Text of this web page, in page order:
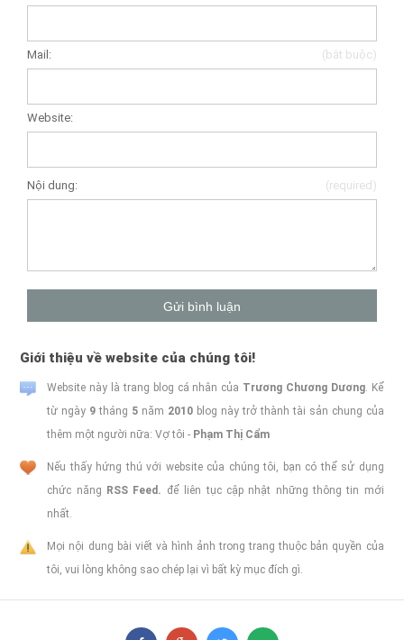
Mail: (bắt buộc)
Website:
Nội dung: (required)
Giới thiệu về website của chúng tôi!
Website này là trang blog cá nhân của Trương Chương Dương. Kể
từ ngày 9 tháng 5 năm 2010 blog này trở thành tài sản chung của
thêm một người nữa: Vợ tôi - Phạm Thị Cẩm
Nếu thấy hứng thú với website của chúng tôi, bạn có thể sử dụng
chức năng RSS Feed. để liên tục cập nhật những thông tin mới
nhất.
Mọi nội dung bài viết và hình ảnh trong trang thuộc bản quyền của
tôi, vui lòng không sao chép lại vì bất kỳ mục đích gì.